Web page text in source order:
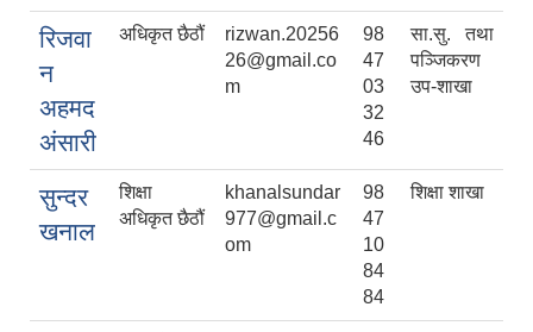
रिजवा
न
अहमद
अंसारी
अधिकृत छैठौं
rizwan.20256
26@gmail.co
m
98
47
03
32
46
सा.सु. तथा
पञ्जिकरण
उप-शाखा
सुन्दर
खनाल
शिक्षा
अधिकृत छैठौं
khanalsundar
977@gmail.c
om
98
47
10
84
84
शिक्षा शाखा